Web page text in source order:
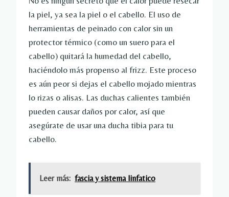
la piel, ya sea la piel o el cabello. El uso de
herramientas de peinado con calor sin un
protector térmico (como un suero para el
cabello) quitará la humedad del cabello,
haciéndolo más propenso al frizz. Este proceso
es aún peor si dejas el cabello mojado mientras
lo rizas o alisas. Las duchas calientes también
pueden causar daños por calor, así que
asegúrate de usar una ducha tibia para tu
cabello.
Leer más: fascia y sistema linfatico